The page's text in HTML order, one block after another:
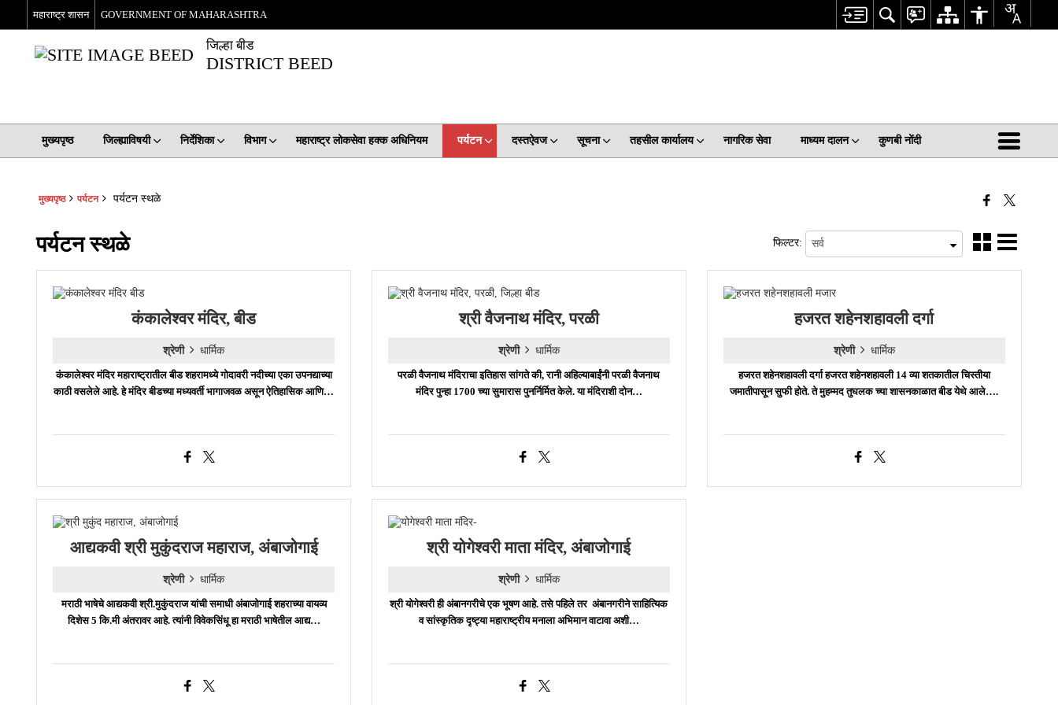
महाराष्ट्र शासन GOVERNMENT OF MAHARASHTRA
जिल्हा बीड
DISTRICT BEED
मुख्यपृष्ठ जिल्ह्याविषयी निर्देशिका विभाग महाराष्ट्र लोकसेवा हक्क अधिनियम पर्यटन दस्तऐवज सूचना तहसील कार्यालय नागरिक सेवा माध्यम दालन कुणबी नोंदी
मुख्यपृष्ठ पर्यटन पर्यटन स्थळे
पर्यटन स्थळे फिल्टर:
कंकालेश्वर मंदिर, बीड
श्रेणी धार्मिक
कंकालेश्वर मंदिर महाराष्ट्रातील बीड शहरामध्ये गोदावरी नदीच्या एका उपनद्याच्या
काठी वसलेले आहे. हे मंदिर बीडच्या मध्यवर्ती भागाजवळ असून ऐतिहासिक आणि…
श्री वैजनाथ मंदिर, परळी
श्रेणी धार्मिक
परळी वैजनाथ मंदिराचा इतिहास सांगते की, रानी अहिल्याबाईंनी परळी वैजनाथ
मंदिर पुन्हा 1700 च्या सुमारास पुनर्निर्मित केले. या मंदिराशी दोन…
हजरत शहेनशहावली दर्गा
श्रेणी धार्मिक
हजरत शहेनशहावली दर्गा हजरत शहेनशहावली 14 व्या शतकातील चिस्तीया
जमातीपासून सुफी होते. ते मुहम्मद तुघलक च्या शासनकाळात बीड येथे आले….
आद्यकवी श्री मुकुंदराज महाराज, अंबाजोगाई
श्रेणी धार्मिक
मराठी भाषेचे आद्यकवी श्री.मुकुंदराज यांची समाधी अंबाजोगाई शहराच्या वायव्य
दिशेस 5 कि.मी अंतरावर आहे. त्यांनी विवेकसिंधू हा मराठी भाषेतील आद्य…
श्री योगेश्वरी माता मंदिर, अंबाजोगाई
श्रेणी धार्मिक
श्री योगेश्वरी ही अंबानगरीचे एक भूषण आहे. तसे पहिले तर अंबानगरीने साहित्यिक
व सांस्कृतिक दृष्ट्या महाराष्ट्रीय मनाला अभिमान वाटावा अशी…